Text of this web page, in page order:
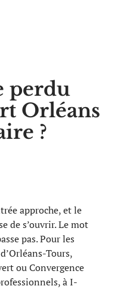
perdu
Orléans
?
approche, et le
de s’ouvrir. Le mot
pas. Pour les
Tours,
ou Convergence
à I-